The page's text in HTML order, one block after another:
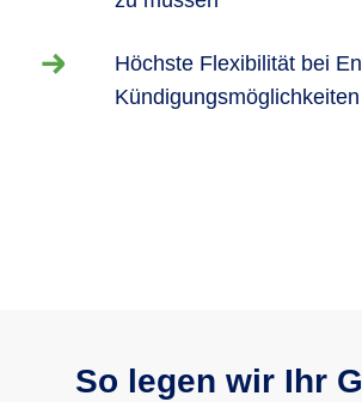
Höchste Flexibilität bei
So legen wir Ihr